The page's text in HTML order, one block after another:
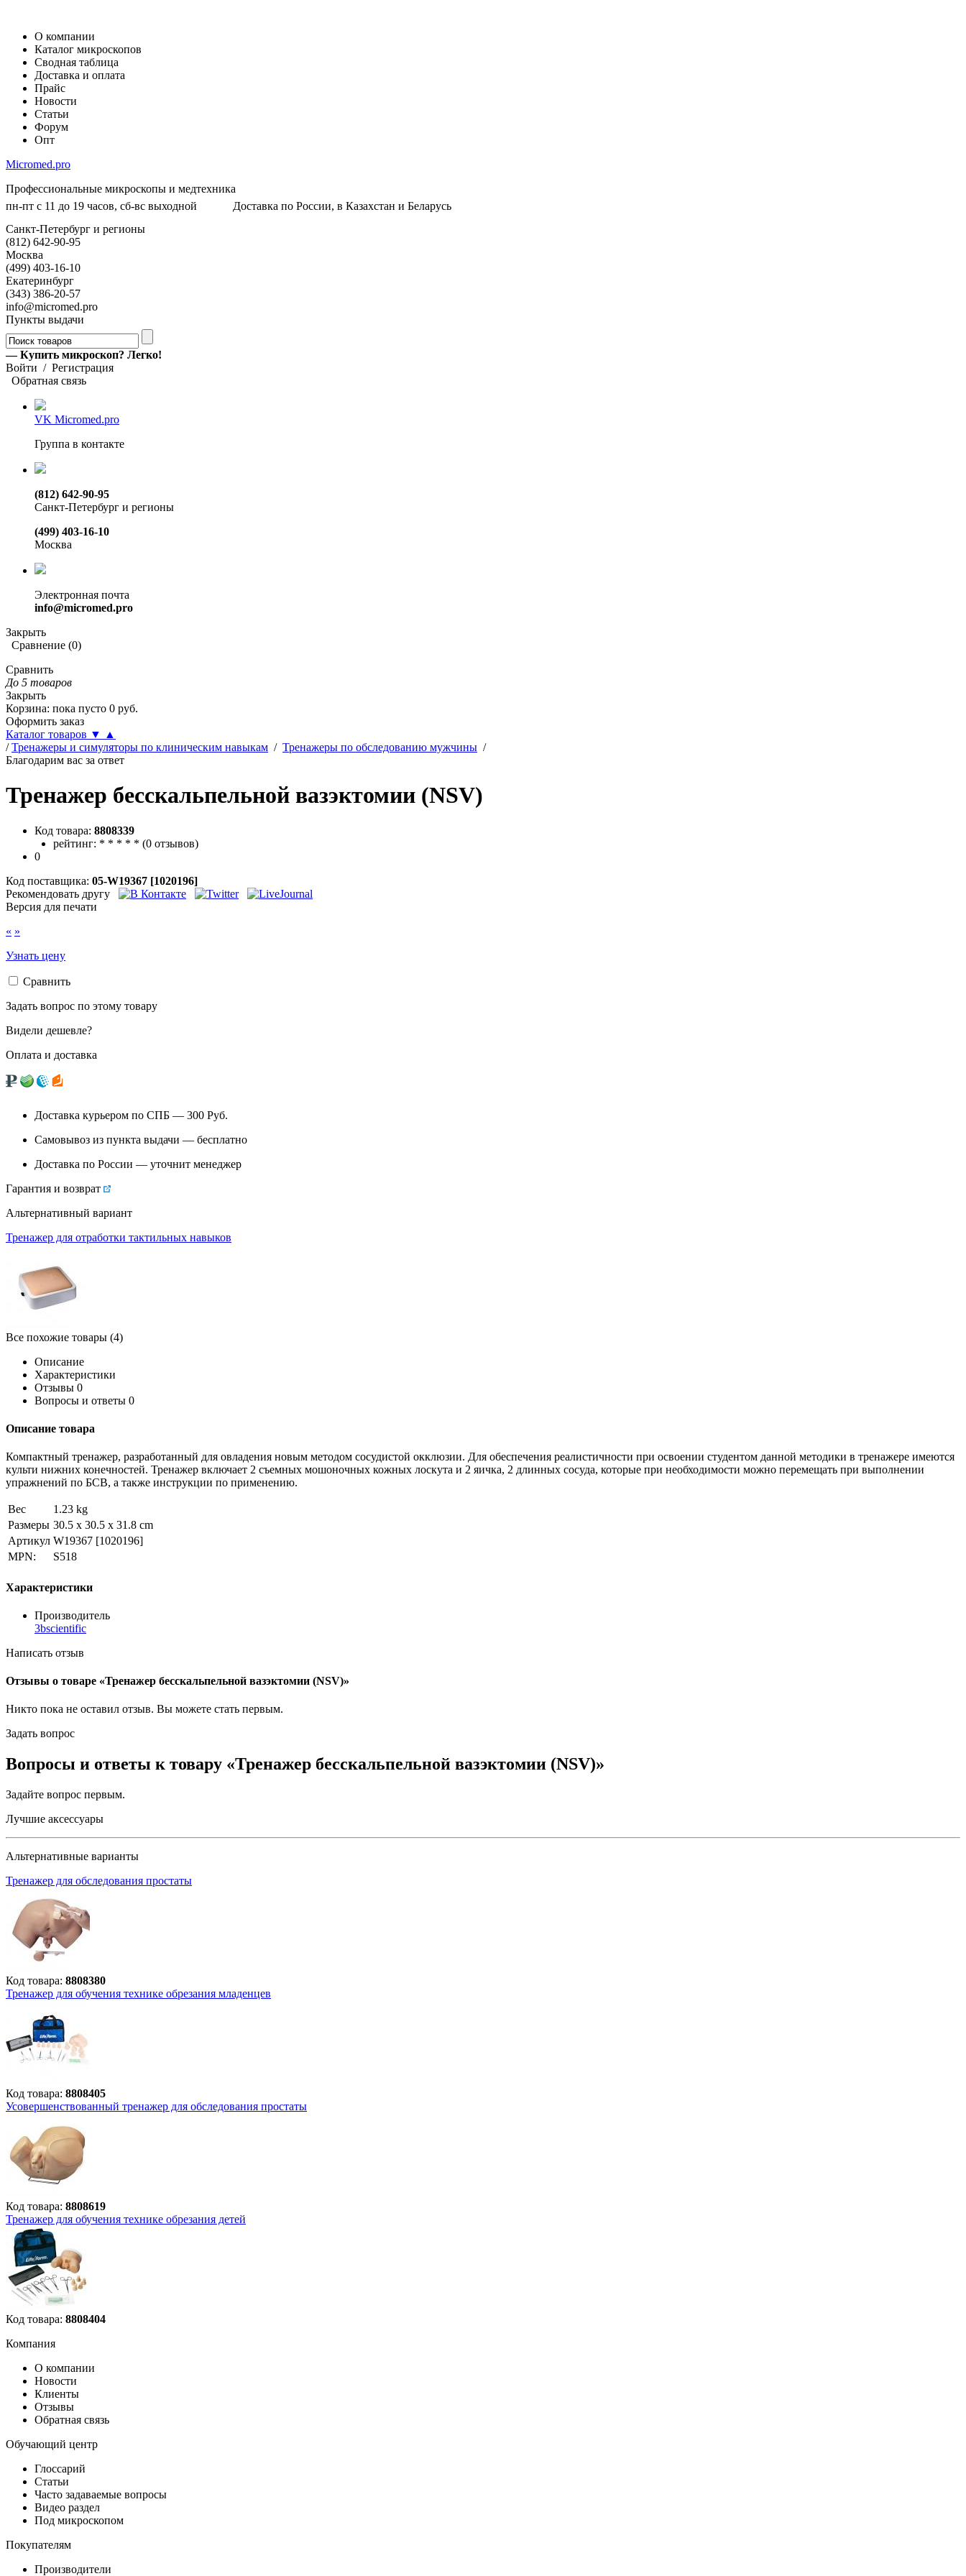
О компании
Каталог микроскопов
Сводная таблица
Доставка и оплата
Прайс
Новости
Статьи
Форум
Опт
Micromed.pro
Профессиональные микроскопы и медтехника
пн-пт с 11 до 19 часов, сб-вс выходной
Доставка по России, в Казахстан и Беларусь
Санкт-Петербург и регионы
(812) 642-90-95
Москва
(499) 403-16-10
Екатеринбург
(343) 386-20-57
info@micromed.pro
Пункты выдачи
— Купить микроскоп? Легко!
Войти / Регистрация
Обратная связь
VK Micromed.pro
Группа в контакте
(812) 642-90-95
Санкт-Петербург и регионы
(499) 403-16-10
Москва
Электронная почта
info@micromed.pro
Закрыть
Сравнение (0)
Сравнить
До 5 товаров
Закрыть
Корзина: пока пусто 0 руб.
Оформить заказ
Каталог товаров ▼
▲
/ Тренажеры и симуляторы по клиническим навыкам / Тренажеры по обследованию мужчины /
Благодарим вас за ответ
Тренажер бесскальпельной вазэктомии (NSV)
Код товара: 8808339
рейтинг: * * * * * (0 отзывов)
0
Код поставщика: 05-W19367 [1020196]
Рекомендовать другу
Версия для печати
« »
Узнать цену
Сравнить
Задать вопрос по этому товару
Видели дешевле?
Оплата и доставка
Доставка курьером по СПБ — 300 Руб.
Самовывоз из пункта выдачи — бесплатно
Доставка по России — уточнит менеджер
Гарантия и возврат
Альтернативный вариант
Тренажер для отработки тактильных навыков
Все похожие товары (4)
Описание
Характеристики
Отзывы 0
Вопросы и ответы 0
Описание товара
Компактный тренажер, разработанный для овладения новым методом сосудистой окклюзии. Для обеспечения реалистичности при освоении студентом данной методики в тренажере имеются
культи нижних конечностей. Тренажер включает 2 съемных мошоночных кожных лоскута и 2 яичка, 2 длинных сосуда, которые при необходимости можно перемещать при выполнении
упражнений по БСВ, а также инструкции по применению.
Вес
1.23 kg
Размеры 30.5 x 30.5 x 31.8 cm
Артикул W19367 [1020196]
MPN:
S518
Характеристики
Производитель
3bscientific
Написать отзыв
Отзывы о товаре «Тренажер бесскальпельной вазэктомии (NSV)»
Никто пока не оставил отзыв. Вы можете стать первым.
Задать вопрос
Вопросы и ответы к товару «Тренажер бесскальпельной вазэктомии (NSV)»
Задайте вопрос первым.
Лучшие аксессуары
Альтернативные варианты
Тренажер для обследования простаты
Код товара: 8808380
Тренажер для обучения технике обрезания младенцев
Код товара: 8808405
Усовершенствованный тренажер для обследования простаты
Код товара: 8808619
Тренажер для обучения технике обрезания детей
Код товара: 8808404
Компания
О компании
Новости
Клиенты
Отзывы
Обратная связь
Обучающий центр
Глоссарий
Статьи
Часто задаваемые вопросы
Видео раздел
Под микроскопом
Покупателям
Производители